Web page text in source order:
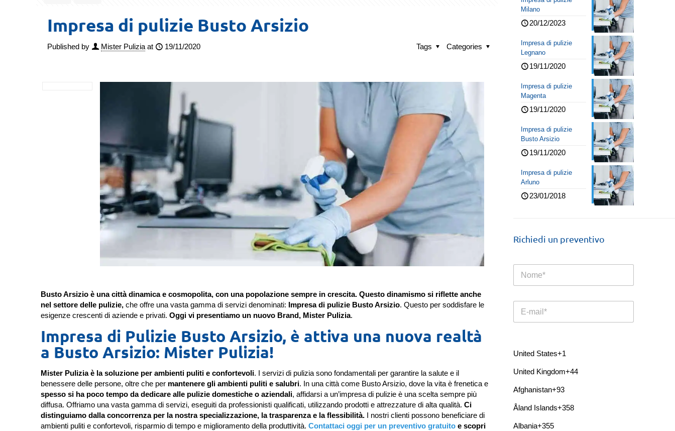
Impresa di pulizie Busto Arsizio
Published by Mister Pulizia at 19/11/2020 Categories
Tags
Busto Arsizio è una città dinamica e cosmopolita, con una popolazione sempre in crescita. Questo dinamismo si riflette anche
nel settore delle pulizie, che offre una vasta gamma di servizi denominati: Impresa di pulizie Busto Arsizio. Questo per soddisfare le
esigenze crescenti di aziende e privati.Oggi vi presentiamo un nuovo Brand, Mister Pulizia.
Impresa di Pulizie Busto Arsizio, è attiva una nuova realtà
a Busto Arsizio: Mister Pulizia!
Mister Pulizia è la soluzione per ambienti puliti e confortevoli. I servizi di pulizia sono fondamentali per garantire la salute e il
benessere delle persone, oltre che per mantenere gli ambienti puliti e salubri. In una città come Busto Arsizio, dove la vita è frenetica e
spesso si ha poco tempo da dedicare alle pulizie domestiche o aziendali, affidarsi a un’impresa di pulizie è una scelta sempre più
diffusa. Offriamo una vasta gamma di servizi, eseguiti da professionisti qualificati, utilizzando prodotti e attrezzature di alta qualità.Ci
distinguiamo dalla concorrenza per la nostra specializzazione, la trasparenza e la flessibilità. I nostri clienti possono beneficiare di
ambienti puliti e confortevoli, risparmio di tempo e miglioramento della produttività.Contattaci oggi per un preventivo gratuito e scopri
Milano
20/12/2023
Impresa di pulizie
Legnano
19/11/2020
Impresa di pulizie
Magenta
19/11/2020
Impresa di pulizie
Busto Arsizio
19/11/2020
Impresa di pulizie
Arluno
23/01/2018
Richiedi un preventivo
i
*
i
l
m
a
*e
e
o
o
United States+1
United Kingdom+44
Afghanistan+93
Åland Islands+358
Albania+355